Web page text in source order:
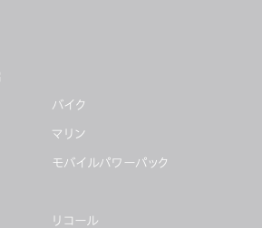
バイク
マリン
モバイルパワーパック
リコール